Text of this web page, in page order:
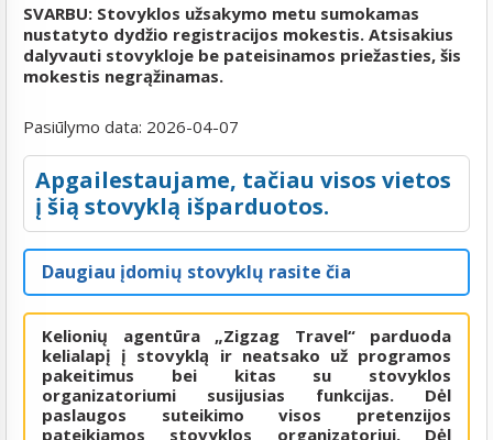
SVARBU: Stovyklos užsakymo metu sumokamas
nustatyto dydžio registracijos mokestis. Atsisakius
dalyvauti stovykloje be pateisinamos priežasties, šis
mokestis negrąžinamas.
Pasiūlymo data: 2026-04-07
Apgailestaujame, tačiau visos vietos
į šią stovyklą išparduotos.
Daugiau įdomių stovyklų rasite čia
Kelionių agentūra „Zigzag Travel“ parduoda
kelialapį į stovyklą ir neatsako už programos
pakeitimus bei kitas su stovyklos
organizatoriumi susijusias funkcijas. Dėl
paslaugos suteikimo visos pretenzijos
pateikiamos stovyklos organizatoriui. Dėl